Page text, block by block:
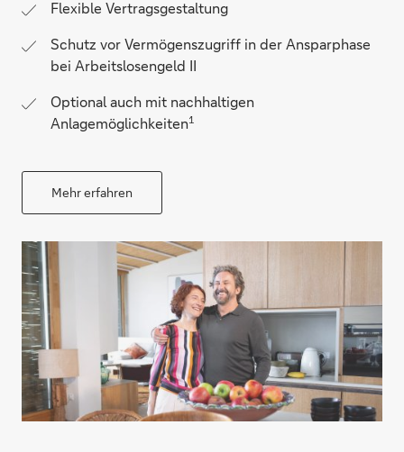
Flexible Vertragsgestaltung
Schutz vor Vermögenszugriff in der Ansparphase
bei Arbeitslosengeld II
Optional auch mit nachhaltigen
Anlagemöglichkeiten1
Mehr erfahren